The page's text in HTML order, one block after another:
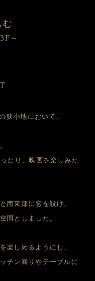
む
～
狭小地において、
たり、映画を楽しみた
南東部に窓を設け、
間としました。
楽しめるようにし、
チン回りやテーブルに